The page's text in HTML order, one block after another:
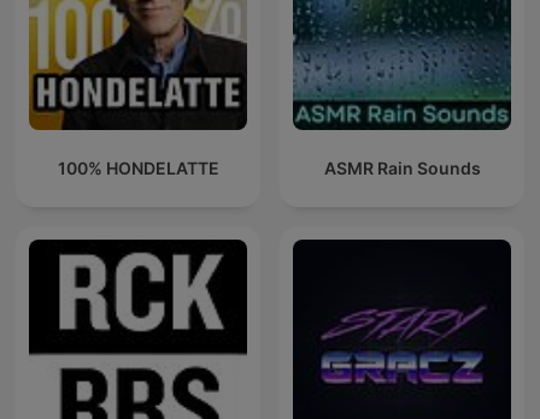
100% HONDELATTE ASMR Rain Sounds